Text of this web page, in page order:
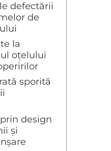
defectării
de
la
oțelului
sporită
design
și